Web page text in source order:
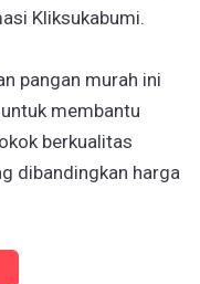
Kliksukabumi.
pangan murah ini
membantu
berkualitas
dibandingkan harga